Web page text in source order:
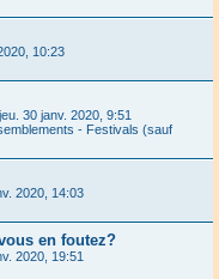
10:23
jeu. 30 janv. 2020, 9:51
- Festivals (sauf
2020, 14:03
en foutez?
2020, 19:51